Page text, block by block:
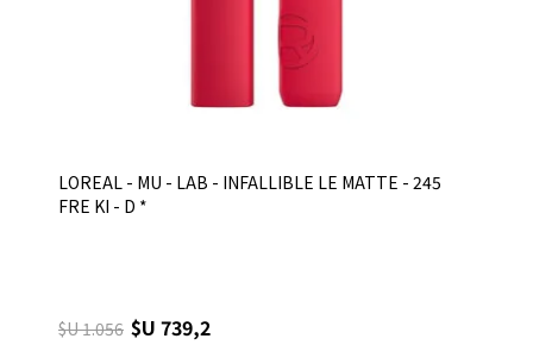
LOREAL - MU - LAB - INFALLIBLE LE MATTE - 245
FRE KI - D *
$U 1.056 $U 739,2